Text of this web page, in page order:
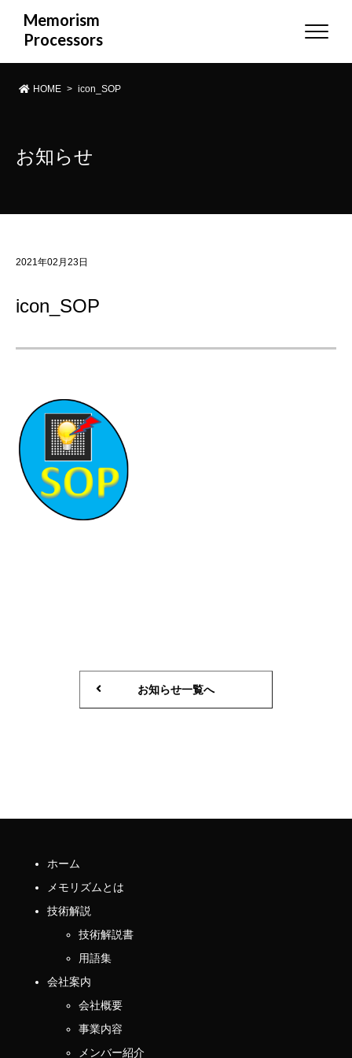
Memorism
Processors
HOME > icon_SOP
お知らせ
2021年02月23日
icon_SOP
お知らせ一覧へ
ホーム
メモリズムとは
技術解説
技術解説書
用語集
会社案内
会社概要
事業内容
メンバー紹介